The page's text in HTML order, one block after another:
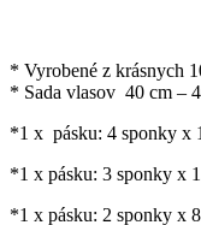
* Vyrobené z krásnych
* Sada vlasov 40 cm –
*1 x pásku: 4 sponky x
*1 x pásku: 3 sponky x
*1 x pásku: 2 sponky x